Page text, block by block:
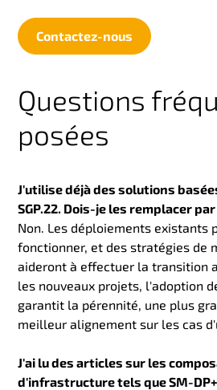
Contactez-nous
Questions
posées
J'utilise déjà des solutions
SGP.22. Dois-je les remplacer par
Non. Les déploiements existants
fonctionner, et des stratégies de
aideront à effectuer la transition
les nouveaux projets, l'adoption
garantit la pérennité, une plus
meilleur alignement sur les cas
J'ai lu des articles sur les
d'infrastructure tels que SM-